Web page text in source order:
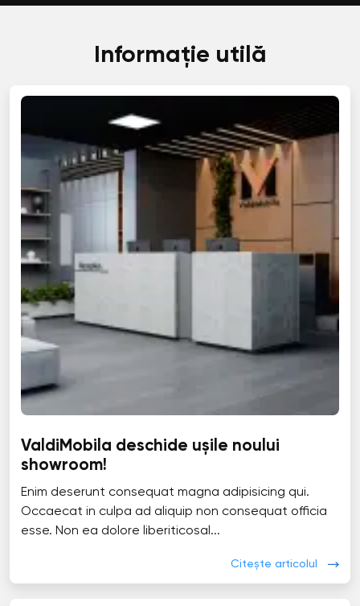
Informație utilă
ValdiMobila deschide ușile noului
showroom!
Enim deserunt consequat magna adipisicing qui.
Occaecat in culpa ad aliquip non consequat officia
esse. Non ea dolore liberiticosal...
Citește articolul